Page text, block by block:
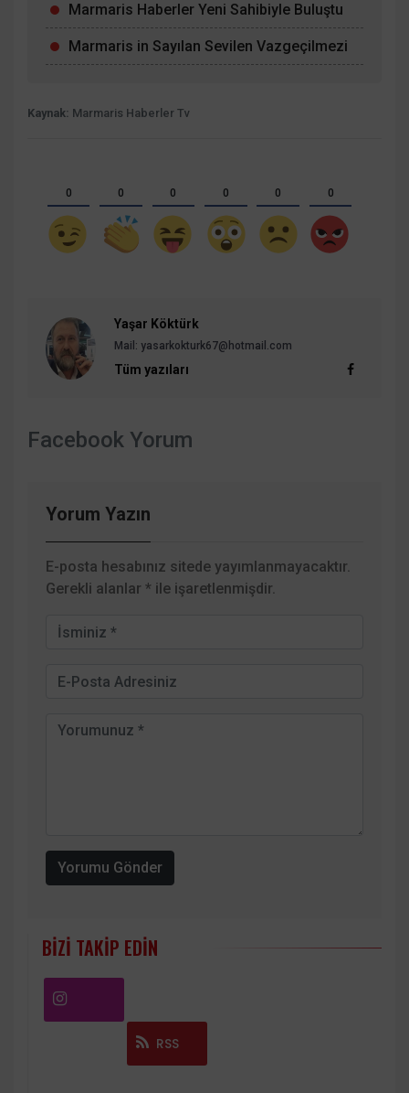
Marmaris Haberler Yeni Sahibiyle Buluştu
Marmaris in Sayılan Sevilen Vazgeçilmezi
Kaynak: Marmaris Haberler Tv
0 0 0 0 0 0
Yaşar Köktürk
Mail: yasarkokturk67@hotmail.com
Tüm yazıları
Facebook Yorum
Yorum Yazın
E-posta hesabınız sitede yayımlanmayacaktır.
Gerekli alanlar * ile işaretlenmişdir.
Yorumu Gönder
BIZI TAKIP EDIN
RSS